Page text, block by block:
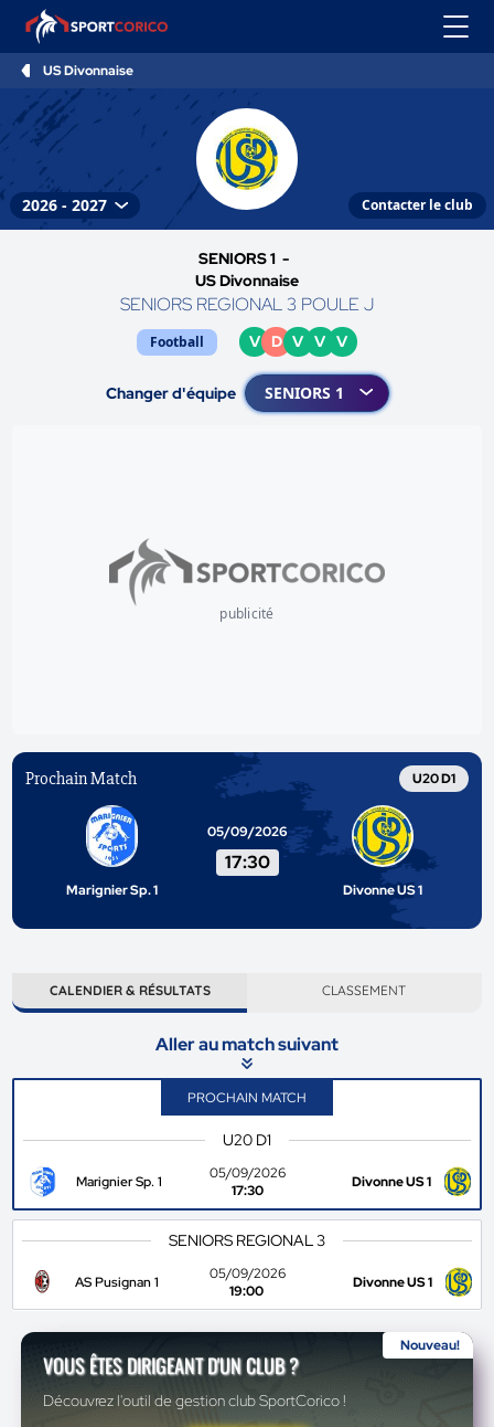
US Divonnaise
Contacter le club
SENIORS 1 -
US Divonnaise
SENIORS REGIONAL 3 POULE J
Football V D V V V
Changer d'équipe
publicité
Prochain Match U20 D1
Marignier Sp. 1
05/09/2026
17:30
Divonne US 1
CALENDIER & RÉSULTATS CLASSEMENT
Aller au match suivant
PROCHAIN MATCH
U20 D1
Marignier Sp. 1
05/09/2026
17:30
Divonne US 1
SENIORS REGIONAL 3
AS Pusignan 1
05/09/2026
19:00
Divonne US 1
Nouveau!
VOUS ÊTES DIRIGEANT D'UN CLUB ?
Découvrez l'outil de gestion club SportCorico !